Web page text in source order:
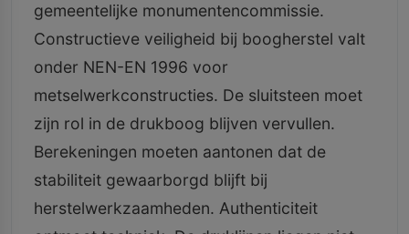
gemeentelijke monumentencommissie.
Constructieve veiligheid bij boogherstel valt
onder NEN-EN 1996 voor
metselwerkconstructies. De sluitsteen moet
zijn rol in de drukboog blijven vervullen.
Berekeningen moeten aantonen dat de
stabiliteit gewaarborgd blijft bij
herstelwerkzaamheden. Authenticiteit